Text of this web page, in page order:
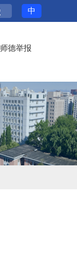
中
师德举报